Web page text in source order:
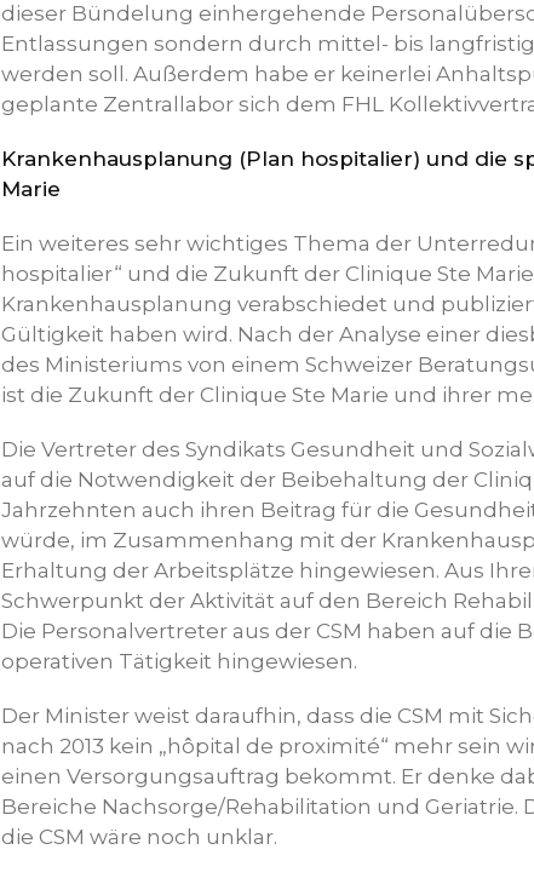
dieser Bündelung einhergehende
Entlassungen sondern durch mittel- bis
werden soll. Außerdem habe er keinerlei
geplante Zentrallabor sich dem FHL
Krankenhausplanung (Plan hospitalier) und die
Marie
Ein weiteres sehr wichtiges Thema der
hospitalier“ und die Zukunft der Clinique Ste
Krankenhausplanung verabschiedet und
Gültigkeit haben wird. Nach der Analyse einer
des Ministeriums von einem Schweizer
ist die Zukunft der Clinique Ste Marie und ihrer
Die Vertreter des Syndikats Gesundheit und
auf die Notwendigkeit der Beibehaltung der
Jahrzehnten auch ihren Beitrag für die
würde, im Zusammenhang mit der
Erhaltung der Arbeitsplätze hingewiesen. Aus
Schwerpunkt der Aktivität auf den Bereich
Die Personalvertreter aus der CSM haben auf
operativen Tätigkeit hingewiesen.
Der Minister weist daraufhin, dass die CSM mit
nach 2013 kein „hôpital de proximité“ mehr sein
einen Versorgungsauftrag bekommt. Er denke
Bereiche Nachsorge/Rehabilitation und
die CSM wäre noch unklar.